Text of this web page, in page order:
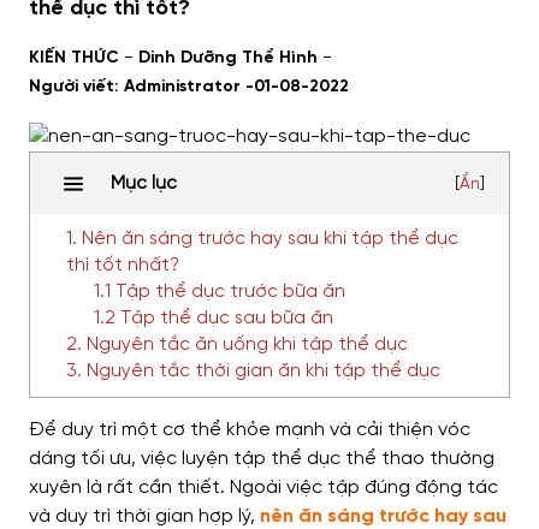
thể dục thì tốt?
KIẾN THỨC - Dinh Dưỡng Thể Hình -
Người viết: Administrator -01-08-2022
Mục lục Ẩn
1. Nên ăn sáng trước hay sau khi tập thể dục
thì tốt nhất?
1.1 Tập thể dục trước bữa ăn
1.2 Tập thể dục sau bữa ăn
2. Nguyên tắc ăn uống khi tập thể dục
3. Nguyên tắc thời gian ăn khi tập thể dục
Để duy trì một cơ thể khỏe mạnh và cải thiện vóc
dáng tối ưu, việc luyện tập thể dục thể thao thường
xuyên là rất cần thiết. Ngoài việc tập đúng động tác
và duy trì thời gian hợp lý, nên ăn sáng trước hay sau